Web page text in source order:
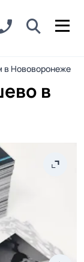
в Нововоронеже
в